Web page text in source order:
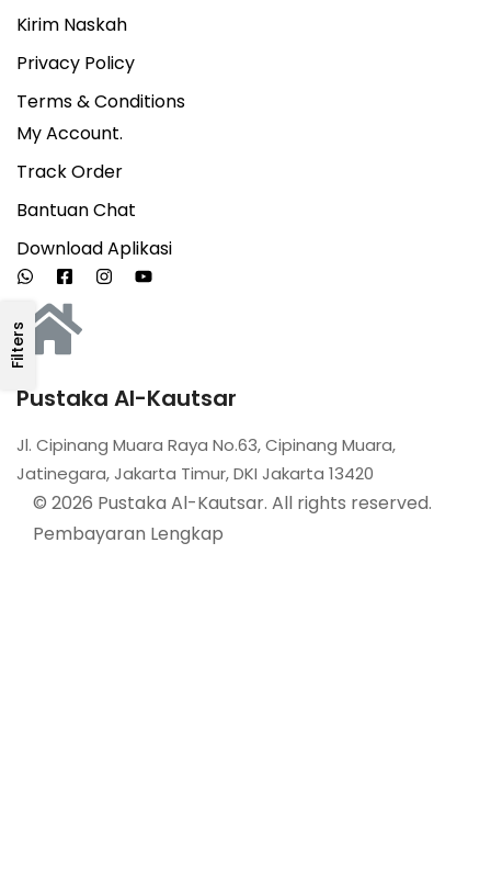
Filters
Kirim Naskah
Privacy Policy
Terms & Conditions
My Account.
Track Order
Bantuan Chat
Download Aplikasi
Pustaka Al-Kautsar
Jl. Cipinang Muara Raya No.63, Cipinang Muara,
Jatinegara, Jakarta Timur, DKI Jakarta 13420
© 2026 Pustaka Al-Kautsar. All rights reserved.
Pembayaran Lengkap